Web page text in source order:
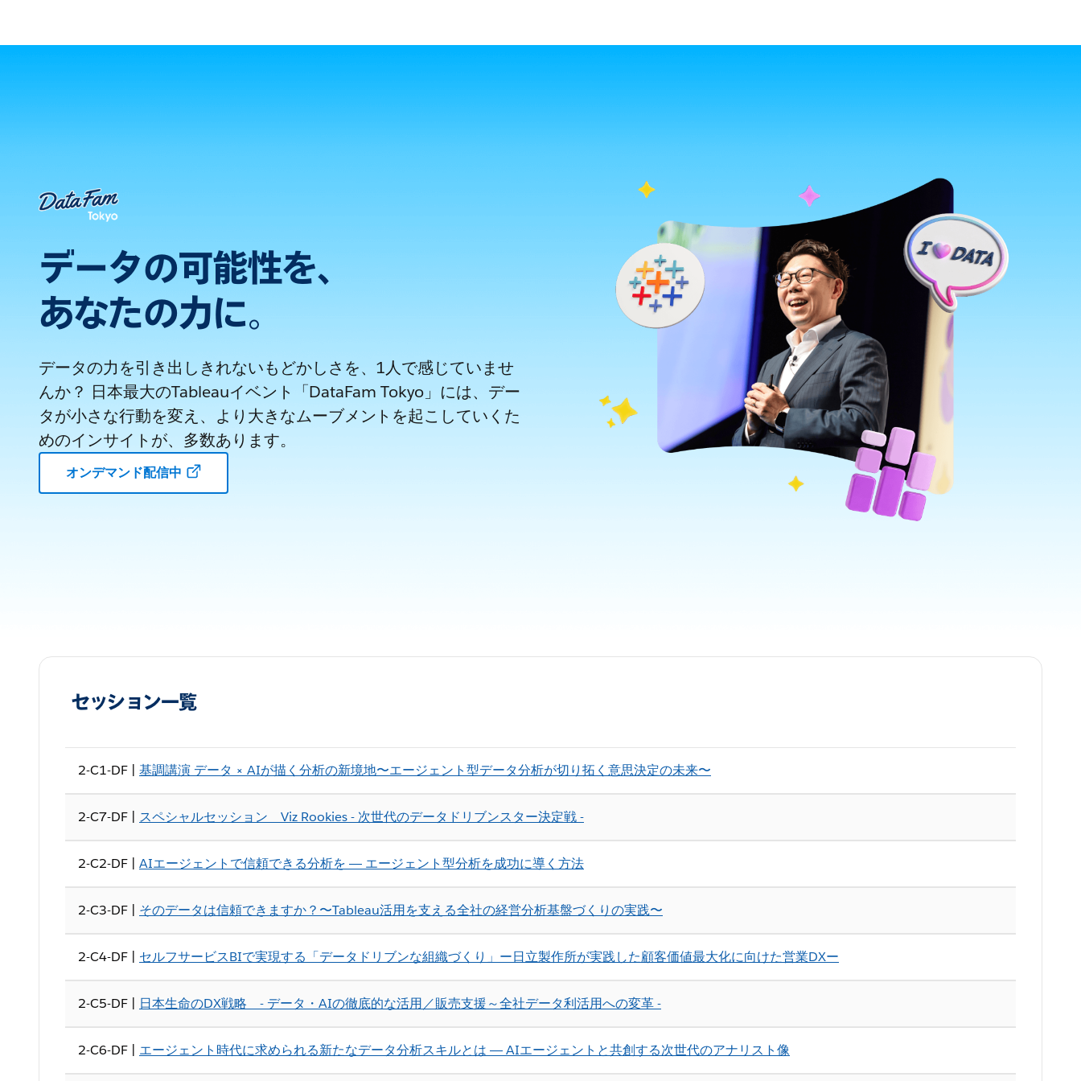
データの可能性を、
あなたの力に。
データの力を引き出しきれないもどかしさを、1人で感じていませ
んか？ 日本最大のTableauイベント「DataFam Tokyo」には、デー
タが小さな行動を変え、より大きなムーブメントを起こしていくた
めのインサイトが、多数あります。
オンデマンド配信中
セッション一覧
2-C1-DF | 基調講演 データ × AIが描く分析の新境地〜エージェント型データ分析が切り拓く意思決定の未来〜
2-C7-DF | スペシャルセッション Viz Rookies - 次世代のデータドリブンスター決定戦 -
2-C2-DF | AIエージェントで信頼できる分析を ― エージェント型分析を成功に導く方法
2-C3-DF | そのデータは信頼できますか？〜Tableau活用を支える全社の経営分析基盤づくりの実践〜
2-C4-DF | セルフサービスBIで実現する「データドリブンな組織づくり」ー日立製作所が実践した顧客価値最大化に向けた営業DXー
2-C5-DF | 日本生命のDX戦略 - データ・AIの徹底的な活用／販売支援～全社データ利活用への変革 -
2-C6-DF | エージェント時代に求められる新たなデータ分析スキルとは ― AIエージェントと共創する次世代のアナリスト像